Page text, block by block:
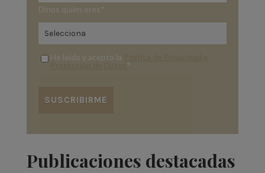
Dinos quién eres *
He leído y acepto la
*
Publicaciones destacadas